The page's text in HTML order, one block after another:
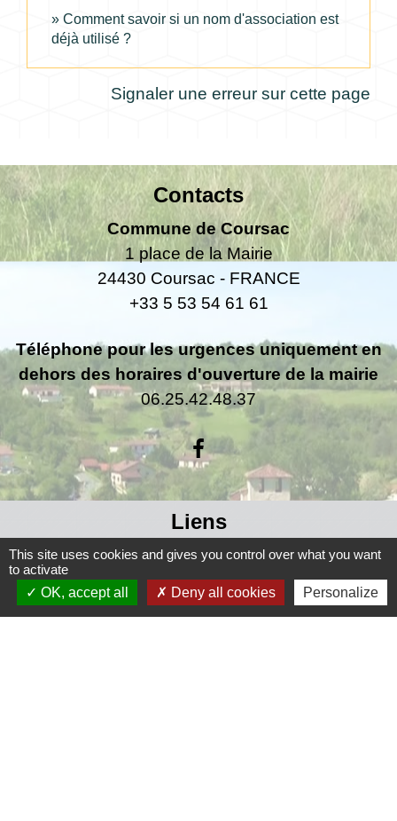
Comment savoir si un nom d'association est
déjà utilisé ?
Signaler une erreur sur cette page
Contacts
Commune de Coursac
1 place de la Mairie
24430 Coursac - FRANCE
+33 5 53 54 61 61
Téléphone pour les urgences uniquement en
dehors des horaires d'ouverture de la mairie
06.25.42.48.37
Liens
Grand Périgueux
SMD3
Pépinière d'entreprises
This site uses cookies and gives you control over what you want
to activate
OK, accept all
Deny all cookies Personalize